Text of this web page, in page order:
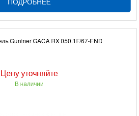
Guntner GACA RX 050.1F/67-END
Цену уточняйте
В наличии